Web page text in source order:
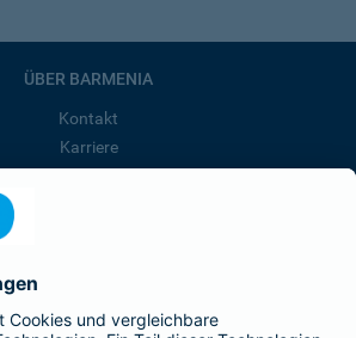
ÜBER BARMENIA
Kontakt
Karriere
ist Teil der BarmeniaGothaer